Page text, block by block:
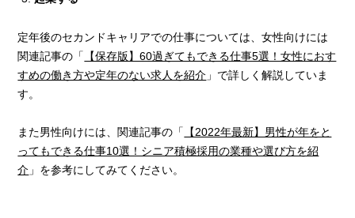
定年後のセカンドキャリアでの仕事については、女性向けには
関連記事の「
【保存版】60過ぎてもできる仕事5選！女性におす
すめの働き方や定年のない求人を紹介 」で詳しく解説していま
す。
また男性向けには、関連記事の「
【2022年最新】男性が年をと
ってもできる仕事10選！シニア積極採用の業種や選び方を紹
介 」を参考にしてみてください。